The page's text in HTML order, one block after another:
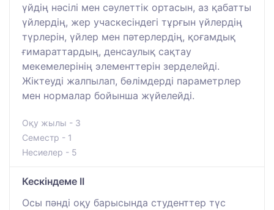
үйдің нәсілі мен сәулеттік ортасын, аз қабатты
үйлердің, жер учаскесіндегі тұрғын үйлердің
түрлерін, үйлер мен пәтерлердің, қоғамдық
ғимараттардың, денсаулық сақтау
мекемелерінің элементтерін зерделейді.
Жіктеуді жалпылап, бөлімдерді параметрлер
мен нормалар бойынша жүйелейді.
Оқу жылы - 3
Семестр - 1
Несиелер - 5
Кескіндеме ІІ
Осы пәнді оқу барысында студенттер түс